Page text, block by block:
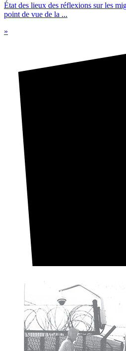
État des lieux des réflexions sur les
point de vue de la ...
»